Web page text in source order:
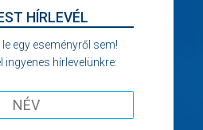
HÍRLEVÉL
egy eseményről sem!
ingyenes hírlevelünkre: